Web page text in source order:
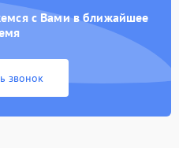
с Вами в ближайшее
звонок